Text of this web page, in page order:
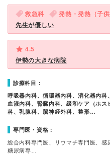
救急科 発熱・発熱（子供
先生が優しい
4.5
伊勢の大きな病院
診療科目：
呼吸器内科、循環器内科、消化器内科
血液内科、腎臓内科、緩和ケア（ホ
科、乳腺科、脳神経外科、整形…
専門医・資格：
総合内科専門医、リウマチ専門医、感
糖尿病専…